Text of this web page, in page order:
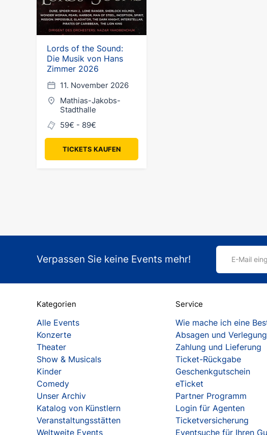
Lords of the Sound:
Die Musik von Hans
Zimmer 2026
11. November 2026
Mathias-Jakobs-
Stadthalle
59€ - 89€
TICKETS KAUFEN
Verpassen Sie keine Events mehr! E-Mail
Kategorien
Alle Events
Konzerte
Theater
Show & Musicals
Kinder
Comedy
Unser Archiv
Katalog von Künstlern
Veranstaltungsstätten
Weltweite Events
Service
Wie mache ich eine
Absagen und
Zahlung und Lieferung
Ticket-Rückgabe
Geschenkgutschein
eTicket
Partner Programm
Login für Agenten
Ticketversicherung
Eventsuche für Ihren